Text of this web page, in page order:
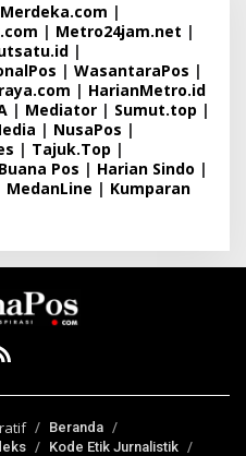
|
| Metro24jam.net |
|
| WasantaraPos |
| HarianMetro.id
| Mediator | Sumut.top |
| NusaPos |
| Tajuk.Top |
Buana Pos | Harian Sindo |
MedanLine | Kumparan
Beranda
Kode Etik Jurnalistik